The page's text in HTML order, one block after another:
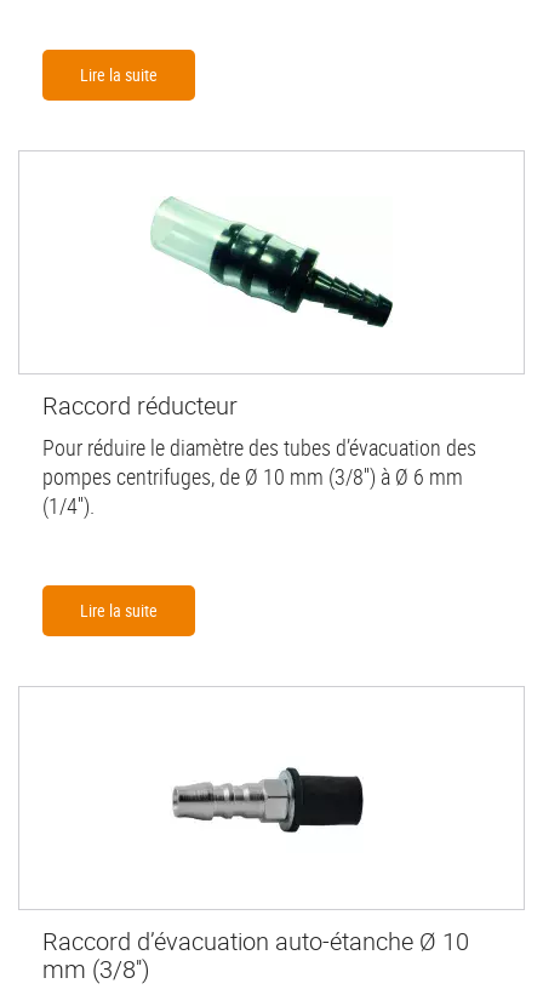
Lire la suite
Raccord réducteur
Pour réduire le diamètre des tubes d’évacuation des
pompes centrifuges, de Ø 10 mm (3/8'') à Ø 6 mm
(1/4'').
Lire la suite
Raccord d’évacuation auto-étanche Ø 10
mm (3/8'')